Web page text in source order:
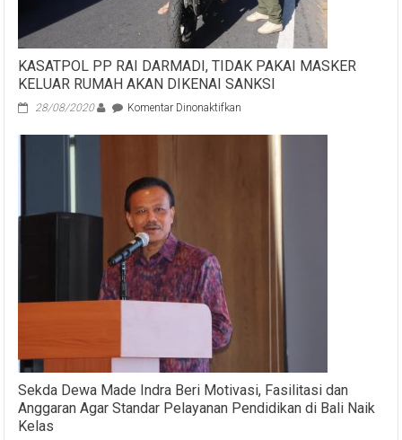
Istri
Dalam
Memajukan
Tradisi,
Seni
serta
KASATPOL PP RAI DARMADI, TIDAK PAKAI MASKER
KELUAR RUMAH AKAN DIKENAI SANKSI
28/08/2020 Komentar Dinonaktifkan
PP
RUMAH
DIKENAI
Sekda Dewa Made Indra Beri Motivasi, Fasilitasi dan
Anggaran Agar Standar Pelayanan Pendidikan di Bali Naik
Kelas